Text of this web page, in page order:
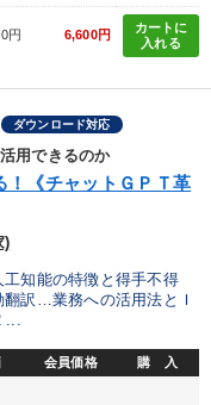
円 6,600円
カートに
入れる
ダウンロード対応
用できるのか
！《チャットＧＰＴ革
)
知能の特徴と得手不得
訳…業務への活用法とＩ
...
会員価格 購 入